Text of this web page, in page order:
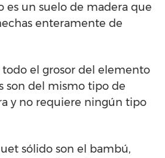
es un suelo de madera que
enteramente de
todo el grosor del elemento
son del mismo tipo de
y no requiere ningún tipo
sólido son el bambú,